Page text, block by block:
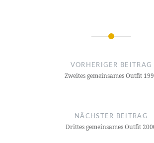
Beitragsnavigation
VORHERIGER BEITRAG
Zweites gemeinsames Outfit
NÄCHSTER BEITRAG
Drittes gemeinsames Outfit